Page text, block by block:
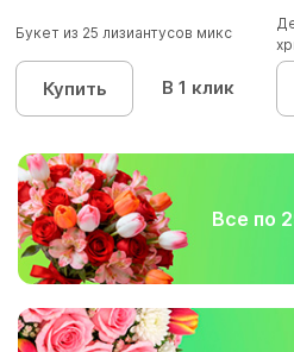
Букет из 25 лизиантусов микс
Купить В 1 клик
Все по